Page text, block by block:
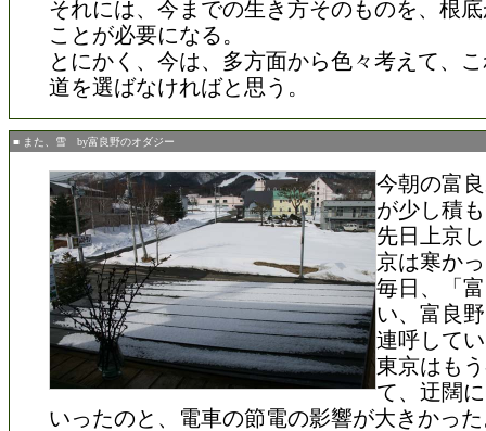
それには、今までの生き方そのものを、根
ことが必要になる。
とにかく、今は、多方面から色々考えて、
道を選ばなければと思う。
■ また、雪 by富良野のオダジー
今朝の富
が少し積
先日上京
京は寒か
毎日、「
い、富良
連呼して
東京はも
て、迂闊
いったのと、電車の節電の影響が大きかっ